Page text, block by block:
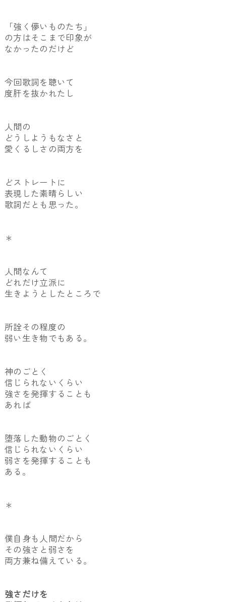
「強く儚いものたち」
の方はそこまで印象が
なかったのだけど
今回歌詞を聴いて
度肝を抜かれたし
人間の
どうしようもなさと
愛くるしさの両方を
どストレートに
表現した素晴らしい
歌詞だとも思った。
＊
人間なんて
どれだけ立派に
生きようとしたところで
所詮その程度の
弱い生き物でもある。
神のごとく
信じられないくらい
強さを発揮することも
あれば
堕落した動物のごとく
信じられないくらい
弱さを発揮することも
ある。
＊
僕自身も人間だから
その強さと弱さを
両方兼ね備えている。
強さだけを